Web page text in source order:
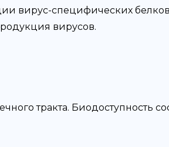
вирус-специфических
вирусов.
тракта. Биодоступность